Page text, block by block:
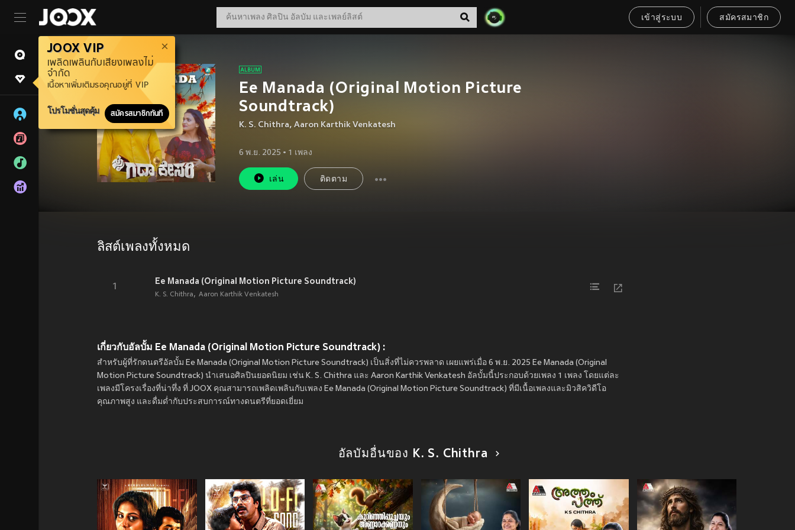
เข้าสู่ระบบ สมัครสมาชิก
JOOX VIP
เพลิดเพลินกับเสียงเพลงไม่
จำกัด
เนื้อหาเพิ่มเติมรอคุณอยู่ที่ VIP
โปรโมชั่นสุดคุ้ม สมัครสมาชิกทันที
Ee Manada (Original Motion Picture
Soundtrack)
K. S. Chithra, Aaron Karthik Venkatesh
6 พ.ย. 2025 • 1 เพลง
เล่น ติดตาม
ลิสต์เพลงทั้งหมด
1
Ee Manada (Original Motion Picture Soundtrack)
K. S. Chithra Aaron Karthik Venkatesh
เกี่ยวกับอัลบั้ม Ee Manada (Original Motion Picture Soundtrack) :
สำหรับผู้ที่รักดนตรีอัลบั้ม Ee Manada (Original Motion Picture Soundtrack) เป็นสิ่งที่ไม่ควรพลาด เผยแพร่เมื่อ 6 พ.ย. 2025 Ee Manada (Original
Motion Picture Soundtrack) นำเสนอศิลปินยอดนิยม เช่น K. S. Chithra และ Aaron Karthik Venkatesh อัลบั้มนี้ประกอบด้วยเพลง 1 เพลง โดยแต่ละ
เพลงมีโครงเรื่องที่น่าทึ่ง ที่ JOOX คุณสามารถเพลิดเพลินกับเพลง Ee Manada (Original Motion Picture Soundtrack) ที่มีเนื้อเพลงและมิวสิควิดีโอ
คุณภาพสูง และดื่มด่ำกับประสบการณ์ทางดนตรีที่ยอดเยี่ยม
อัลบัมอื่นของ K. S. Chithra